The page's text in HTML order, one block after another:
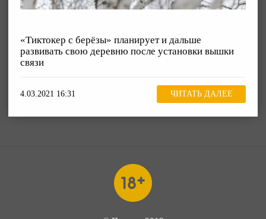
«Тиктокер с берёзы» планирует и дальше
развивать свою деревню после установки вышки
связи
4.03.2021 16:31 ЧИТАТЬ ДАЛЕЕ